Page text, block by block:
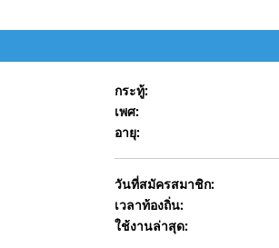
กระทู้:
เพศ:
อายุ:
วันที่สมัครสมาชิก:
เวลาท้องถิ่น:
ใช้งานล่าสุด: